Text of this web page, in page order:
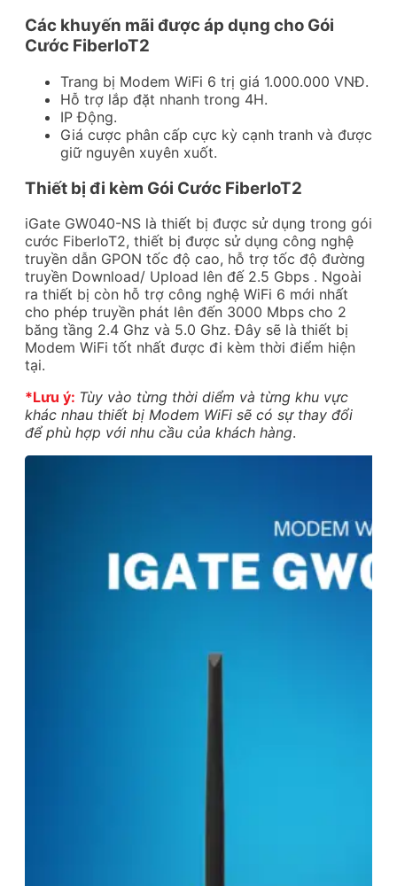
Các khuyến mãi được áp dụng cho Gói
Cước FiberIoT2
Trang bị Modem WiFi 6 trị giá 1.000.000 VNĐ.
Hỗ trợ lắp đặt nhanh trong 4H.
IP Động.
Giá cược phân cấp cực kỳ cạnh tranh và được
giữ nguyên xuyên xuốt.
Thiết bị đi kèm Gói Cước FiberIoT2
iGate GW040-NS là thiết bị được sử dụng trong gói
cước FiberIoT2, thiết bị được sử dụng công nghệ
truyền dẫn GPON tốc độ cao, hỗ trợ tốc độ đường
truyền Download/ Upload lên đế 2.5 Gbps . Ngoài
ra thiết bị còn hỗ trợ công nghệ WiFi 6 mới nhất
cho phép truyền phát lên đến 3000 Mbps cho 2
băng tầng 2.4 Ghz và 5.0 Ghz. Đây sẽ là thiết bị
Modem WiFi tốt nhất được đi kèm thời điểm hiện
tại.
*Lưu ý: Tùy vào từng thời diểm và từng khu vực
khác nhau thiết bị Modem WiFi sẽ có sự thay đổi
để phù hợp với nhu cầu của khách hàng.